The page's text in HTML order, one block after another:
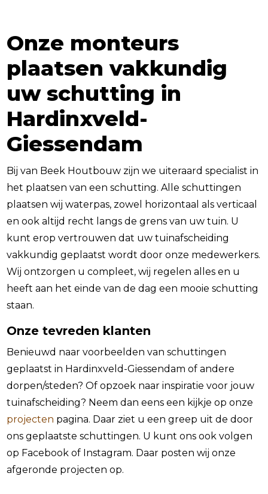
Onze monteurs
plaatsen vakkundig
uw schutting in
Hardinxveld-
Giessendam
Bij van Beek Houtbouw zijn we uiteraard specialist in
het plaatsen van een schutting. Alle schuttingen
plaatsen wij waterpas, zowel horizontaal als verticaal
en ook altijd recht langs de grens van uw tuin. U
kunt erop vertrouwen dat uw tuinafscheiding
vakkundig geplaatst wordt door onze medewerkers.
Wij ontzorgen u compleet, wij regelen alles en u
heeft aan het einde van de dag een mooie schutting
staan.
Onze tevreden klanten
Benieuwd naar voorbeelden van schuttingen
geplaatst in Hardinxveld-Giessendam of andere
dorpen/steden? Of opzoek naar inspiratie voor jouw
tuinafscheiding? Neem dan eens een kijkje op onze
projecten pagina. Daar ziet u een greep uit de door
ons geplaatste schuttingen. U kunt ons ook volgen
op Facebook of Instagram. Daar posten wij onze
afgeronde projecten op.